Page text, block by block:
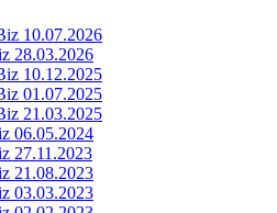
10.07.2026
28.03.2026
10.12.2025
01.07.2025
21.03.2025
06.05.2024
27.11.2023
21.08.2023
03.03.2023